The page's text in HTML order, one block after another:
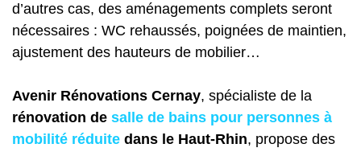
d’autres cas, des aménagements complets seront
nécessaires : WC rehaussés, poignées de maintien,
ajustement des hauteurs de mobilier…
Avenir Rénovations Cernay, spécialiste de la
rénovation de salle de bains pour personnes à
mobilité réduite dans le Haut-Rhin, propose des